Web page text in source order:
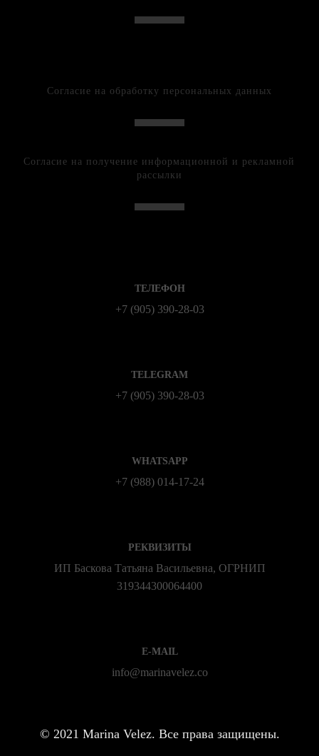
Согласие на обработку персональных данных
Согласие на получение информационной и рекламной
рассылки
ТЕЛЕФОН
+7 (905) 390-28-03
TELEGRAM
+7 (905) 390-28-03
WHATSAPP
+7 (988) 014‑17‑24
РЕКВИЗИТЫ
ИП Баскова Татьяна Васильевна, ОГРНИП
319344300064400
E-MAIL
info@marinavelez.co
© 2021 Marina Velez. Все права защищены.